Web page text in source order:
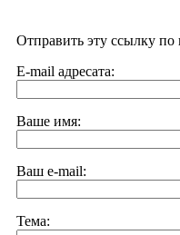
Отправить эту ссылку по
E-mail адресата:
Ваше имя:
Ваш e-mail:
Тема: